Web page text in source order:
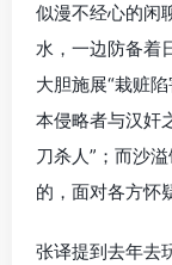
似漫不经心的闲
水，一边防备着
大胆施展“栽赃
本侵略者与汉奸
刀杀人”；而沙
的，面对各方怀
张译提到去年去